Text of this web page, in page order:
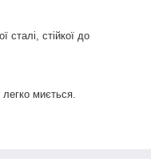
сталі, стійкої до
легко миється.